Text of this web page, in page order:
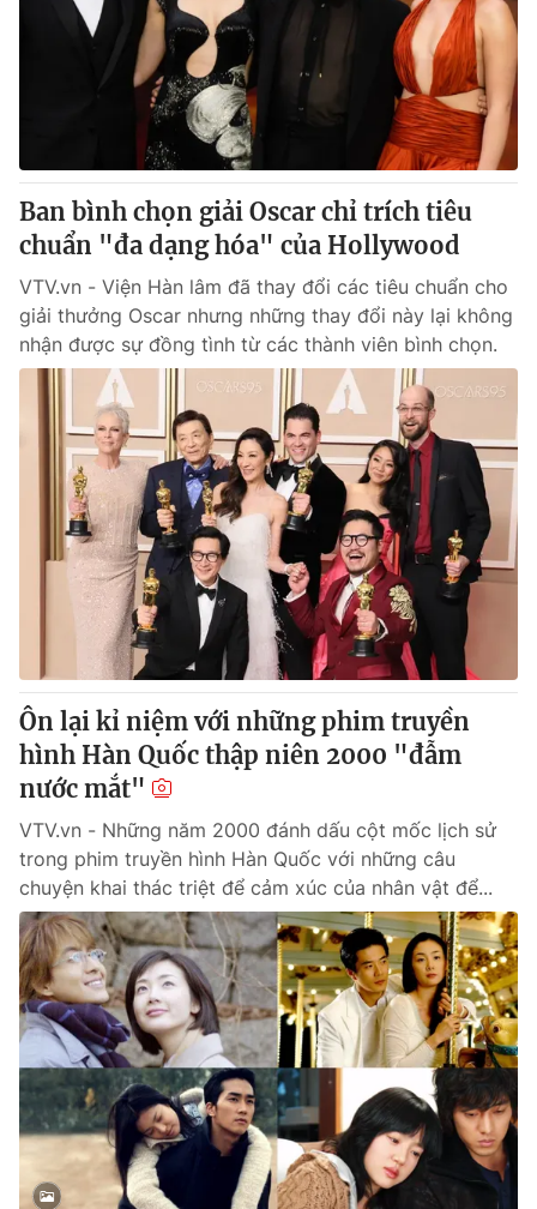
® Cấm sao chép dưới mọi hình thức nếu không có sự chấp
thuận bằng văn bản. Ghi rõ nguồn VTV.vn khi phát hành lại
thông tin từ website này.
Ban bình chọn giải Oscar chỉ trích tiêu
chuẩn "đa dạng hóa" của Hollywood
VTV.vn - Viện Hàn lâm đã thay đổi các tiêu chuẩn cho
giải thưởng Oscar nhưng những thay đổi này lại không
nhận được sự đồng tình từ các thành viên bình chọn.
Ôn lại kỉ niệm với những phim truyền
hình Hàn Quốc thập niên 2000 "đẫm
nước mắt"
VTV.vn - Những năm 2000 đánh dấu cột mốc lịch sử
trong phim truyền hình Hàn Quốc với những câu
chuyện khai thác triệt để cảm xúc của nhân vật để...